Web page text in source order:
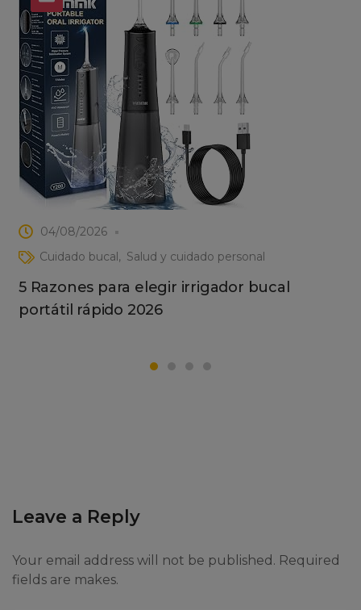
04/08/2026
Cuidado bucal
Salud y cuidado personal
5 Razones para elegir irrigador bucal
portátil rápido 2026
Leave a Reply
Your email address will not be published. Required
fields are makes.